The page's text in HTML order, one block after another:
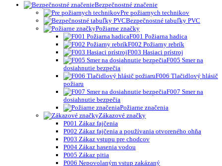
Bezpečnostné značenie
Pre požiarnych technikov
Bezpečnostné tabuľky PVC
Požiarne značky
F001 Požiarna hadica
F002 Požiarny rebrík
F003 Hasiaci prístroj
F005 Smer na
dosiahnutie bezpečia
F006 Tlačidlový hlásič
požiaru
F007 Smer na
dosiahnutie bezpečia
Požiarne značenia
Zákazové značky
P001 Zákaz fajčenia
P002 Zákaz fajčenia a používania otvoreného ohňa
P003 Zákaz vstupu pre chodcov
P004 Zákaz hasenia vodou
P005 Zákaz pitia
P006 Nepovolaným vstup zakázaný